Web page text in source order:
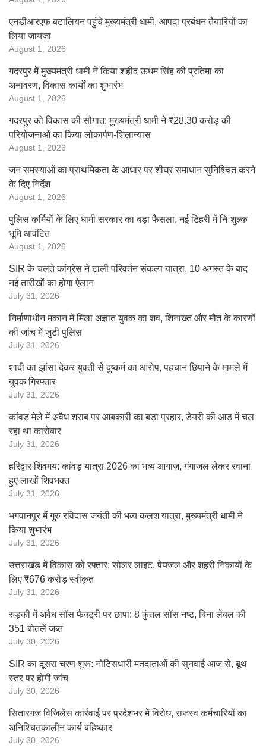
एनडीआरएफ बटालियन पहुंचे मुख्यमंत्री धामी, आपदा प्रबंधन तैयारियों का
लिया जायजा
August 1, 2026
गदरपुर में मुख्यमंत्री धामी ने किया शहीद ऊधम सिंह की प्रतिमा का
अनावरण, विकास कार्यों का शुभारंभ
August 1, 2026
गदरपुर को विकास की सौगात: मुख्यमंत्री धामी ने ₹28.30 करोड़ की
परियोजनाओं का किया लोकार्पण-शिलान्यास
August 1, 2026
जन समस्याओं का प्राथमिकता के आधार पर शीघ्र समाधान सुनिश्चित करने
के दिए निर्देश
August 1, 2026
पुलिस कर्मियों के लिए धामी सरकार का बड़ा फैसला, नई टिहरी में निःशुल्क
भूमि आवंटित
August 1, 2026
SIR के चलते कांग्रेस ने टाली परिवर्तन संकल्प यात्रा, 10 अगस्त के बाद
नई तारीखों का होगा ऐलान
July 31, 2026
निर्माणाधीन मकान में मिला अज्ञात युवक का शव, शिनाख्त और मौत के कारणों
की जांच में जुटी पुलिस
July 31, 2026
शादी का झांसा देकर युवती से दुष्कर्म का आरोप, पहचान छिपाने के मामले में
युवक गिरफ्तार
July 31, 2026
कांवड़ मेले में अवैध शराब पर आबकारी का बड़ा प्रहार, डेयरी की आड़ में चल
रहा था कारोबार
July 31, 2026
हरिद्वार शिवमय: कांवड़ यात्रा 2026 का भव्य आगाज़, गंगाजल लेकर रवाना
हुए लाखों शिवभक्त
July 31, 2026
भगवानपुर में गुरु रविदास जयंती की भव्य कलश यात्रा, मुख्यमंत्री धामी ने
किया शुभारंभ
July 31, 2026
उत्तराखंड में विकास को रफ्तार: सोलर लाइट, पेयजल और शहरी निकायों के
लिए ₹676 करोड़ स्वीकृत
July 31, 2026
रुड़की में अवैध सॉस फैक्ट्री पर छापा: 8 कुंतल सॉस नष्ट, बिना लेबल की
351 बोतलें जब्त
July 30, 2026
SIR का दूसरा चरण शुरू: नोटिसधारी मतदाताओं की सुनवाई आज से, बूथ
स्तर पर होगी जांच
July 30, 2026
सितारगंज विजिलेंस कार्रवाई पर प्रदेशभर में विरोध, राजस्व कर्मचारियों का
अनिश्चितकालीन कार्य बहिष्कार
July 30, 2026